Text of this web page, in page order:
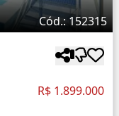
Cód.: 152315
R$ 1.899.000